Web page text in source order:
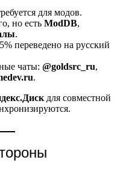
для модов.
но есть ModDB,
.
переведено на русский
чаты: @goldsrc_ru,
.
для совместной